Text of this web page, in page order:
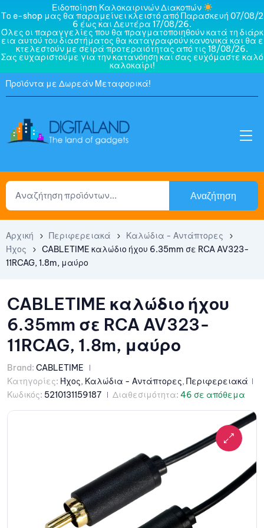
Ειδοποίηση Καλοκαιρινών Διακοπών
Το e-shop μας θα παραμείνει κλειστό από Παρασκευή 07/08/2
6 έως και Δευτέρα 17/08/26.
Όλες οι παραγγελίες που θα πραγματοποιηθούν κατά τη διάρκ
εια αυτού του διαστήματος θα καταγραφούν κανονικά και θα ε
κτελεστούν με σειρά προτεραιότητας από τις 18/08/26.
Σας ευχαριστούμε για την κατανόηση και σας ευχόμαστε καλό
καλοκαίρι!
Προϊόντα με Δωρεάν Μεταφορικά!
Αναζήτηση
Αρχική Περιφερειακά
Καλώδια - Αντάπτορες
Ήχος
CABLETIME καλώδιο ήχου 6.35mm σε RCA AV323-
11RCAG, 1.8m, μαύρο
CABLETIME καλώδιο ήχου
6.35mm σε RCA AV323-
11RCAG, 1.8m, μαύρο
Brand: CABLETIME
Κατηγορίες: Ήχος, Καλώδια - Αντάπτορες, Περιφερειακά
Κωδικός: 5210131159187 Διαθεσιμότητα: 46 σε απόθεμα